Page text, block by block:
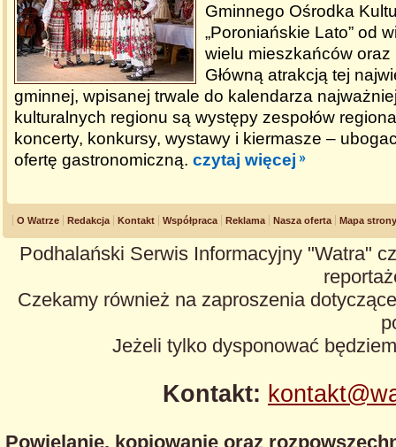
Gminnego Ośrodka
„Poroniańskie Lato” od
wielu mieszkańców oraz
Główną atrakcją tej
gminnej, wpisanej trwale do kalendarza
kulturalnych regionu są występy zespołów
koncerty, konkursy, wystawy i kiermasze –
ofertę gastronomiczną. czytaj więcej
O Watrze Redakcja Kontakt Współpraca Reklama Nasza oferta Mapa strony
Podhalański Serwis Informacyjny "Watra"
Czekamy również na zaproszenia
Jeżeli tylko dysponować
Kontakt:
Powielanie, kopiowanie oraz